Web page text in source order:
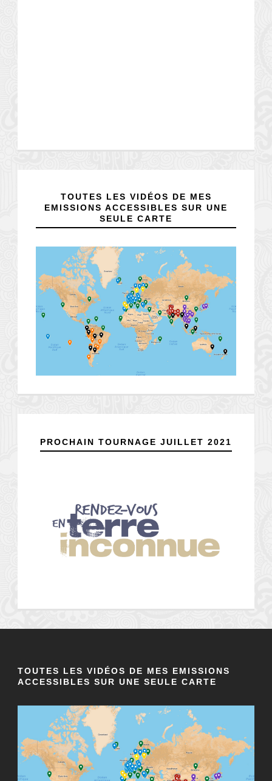
TOUTES LES VIDÉOS DE MES
EMISSIONS ACCESSIBLES SUR UNE
SEULE CARTE
PROCHAIN TOURNAGE JUILLET 2021
TOUTES LES VIDÉOS DE MES EMISSIONS
ACCESSIBLES SUR UNE SEULE CARTE